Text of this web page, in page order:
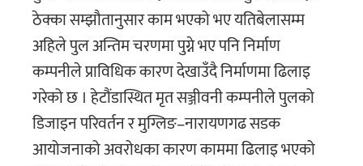
ठेक्का सम्झौतानुसार काम भएको भए यतिबेलासम्म
अहिले पुल अन्तिम चरणमा पुग्ने भए पनि निर्माण
कम्पनीले प्राविधिक कारण देखाउँदै निर्माणमा ढिलाइ
गरेको छ । हेटौंडास्थित मृत सञ्जीवनी कम्पनीले पुलको
डिजाइन परिवर्तन र मुग्लिङ–नारायणगढ सडक
आयोजनाको अवरोधका कारण काममा ढिलाइ भएको